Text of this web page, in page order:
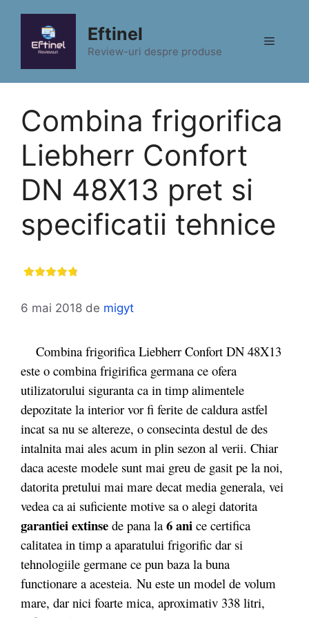
conținut
Eftinel
Review-uri despre produse
Meniu
Combina frigorifica
Liebherr Confort
DN 48X13 pret si
specificatii tehnice
6 mai 2018 de migyt
Combina frigorifica Liebherr Confort DN 48X13
este o combina frigirifica germana ce ofera
utilizatorului siguranta ca in timp alimentele
depozitate la interior vor fi ferite de caldura astfel
incat sa nu se altereze, o consecinta destul de des
intalnita mai ales acum in plin sezon al verii. Chiar
daca aceste modele sunt mai greu de gasit pe la noi,
datorita pretului mai mare decat media generala, vei
vedea ca ai suficiente motive sa o alegi datorita
garantiei extinse de pana la 6 ani ce certifica
calitatea in timp a aparatului frigorific dar si
tehnologiile germane ce pun baza la buna
functionare a acesteia. Nu este un model de volum
mare, dar nici foarte mica, aproximativ 338 litri,